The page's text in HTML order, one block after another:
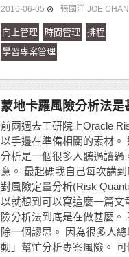
2016-06-05 張國洋 JOE
向上管理 時間管理
排程
學習專案管理
蒙地卡羅風險分析法是
前兩週去工研院上Oracle
以手邊在準備相關的素材。
分析是一個很多人聽過讀過
意。 最起碼我自己每次講
對風險定量分析(Risk
以就想到可以寫這麼一篇文
險分析法到底是在做甚麼
除一個謬思。 因為很多人
動」幫忙分析專案風險。 可